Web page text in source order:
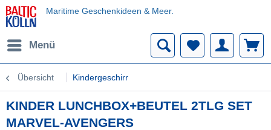
Maritime Geschenkideen & Meer.
Menü
Übersicht Kindergeschirr
KINDER LUNCHBOX+BEUTEL 2TLG SET
MARVEL-AVENGERS